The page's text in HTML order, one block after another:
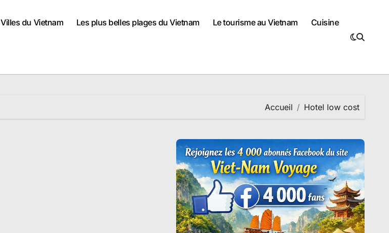
Villes du Vietnam Les plus belles plages du Vietnam Le tourisme au Vietnam Cuisine
Accueil Hotel low cost